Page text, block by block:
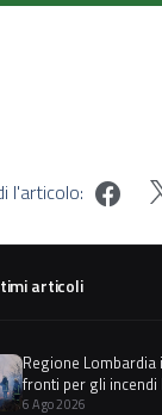
l'articolo:
articoli
Regione Lombardia
fronti per gli incendi
6 Ago 2026